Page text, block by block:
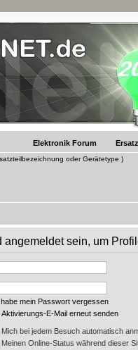
Elektronik Forum
oder Gerätetype )
angemeldet sein, um
mein Passwort vergessen
Aktivierungs-E-Mail erneut senden
Mich bei jedem Besuch automatisch
Meinen Online-Status während dieser